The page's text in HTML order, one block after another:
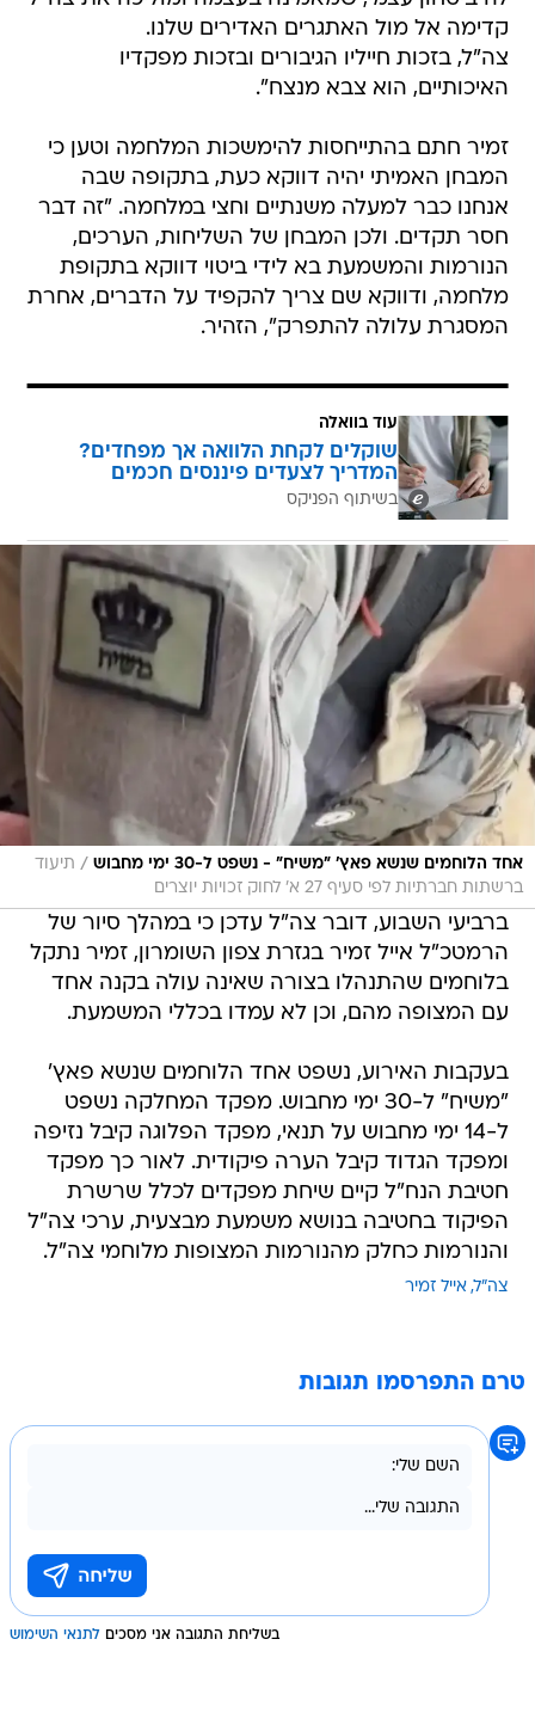
קדימה אל מול האתגרים האדירים שלנו.
צה"ל, בזכות חייליו הגיבורים ובזכות מפקדיו
האיכותיים, הוא צבא מנצח".
זמיר חתם בהתייחסות להימשכות המלחמה וטען כי
המבחן האמיתי יהיה דווקא כעת, בתקופה שבה
אנחנו כבר למעלה משנתיים וחצי במלחמה. "זה דבר
חסר תקדים. ולכן המבחן של השליחות, הערכים,
הנורמות והמשמעת בא לידי ביטוי דווקא בתקופת
מלחמה, ודווקא שם צריך להקפיד על הדברים, אחרת
המסגרת עלולה להתפרק", הזהיר.
עוד בוואלה
שוקלים לקחת הלוואה אך מפחדים?
המדריך לצעדים פיננסים חכמים
בשיתוף הפניקס
אחד הלוחמים שנשא פאץ' "משיח" - נשפט ל-30 ימי מחבוש / תיעוד
ברשתות חברתיות לפי סעיף 27 א' לחוק זכויות יוצרים
ברביעי השבוע, דובר צה"ל עדכן כי במהלך סיור של
הרמטכ"ל אייל זמיר בגזרת צפון השומרון, זמיר נתקל
בלוחמים שהתנהלו בצורה שאינה עולה בקנה אחד
עם המצופה מהם, וכן לא עמדו בכללי המשמעת.
בעקבות האירוע, נשפט אחד הלוחמים שנשא פאץ'
"משיח" ל-30 ימי מחבוש. מפקד המחלקה נשפט
ל-14 ימי מחבוש על תנאי, מפקד הפלוגה קיבל נזיפה
ומפקד הגדוד קיבל הערה פיקודית. לאור כך מפקד
חטיבת הנח"ל קיים שיחת מפקדים לכלל שרשרת
הפיקוד בחטיבה בנושא משמעת מבצעית, ערכי צה"ל
והנורמות כחלק מהנורמות המצופות מלוחמי צה"ל.
צה"ל אייל זמיר
טרם התפרסמו תגובות
בשליחת התגובה אני מסכים לתנאי השימוש